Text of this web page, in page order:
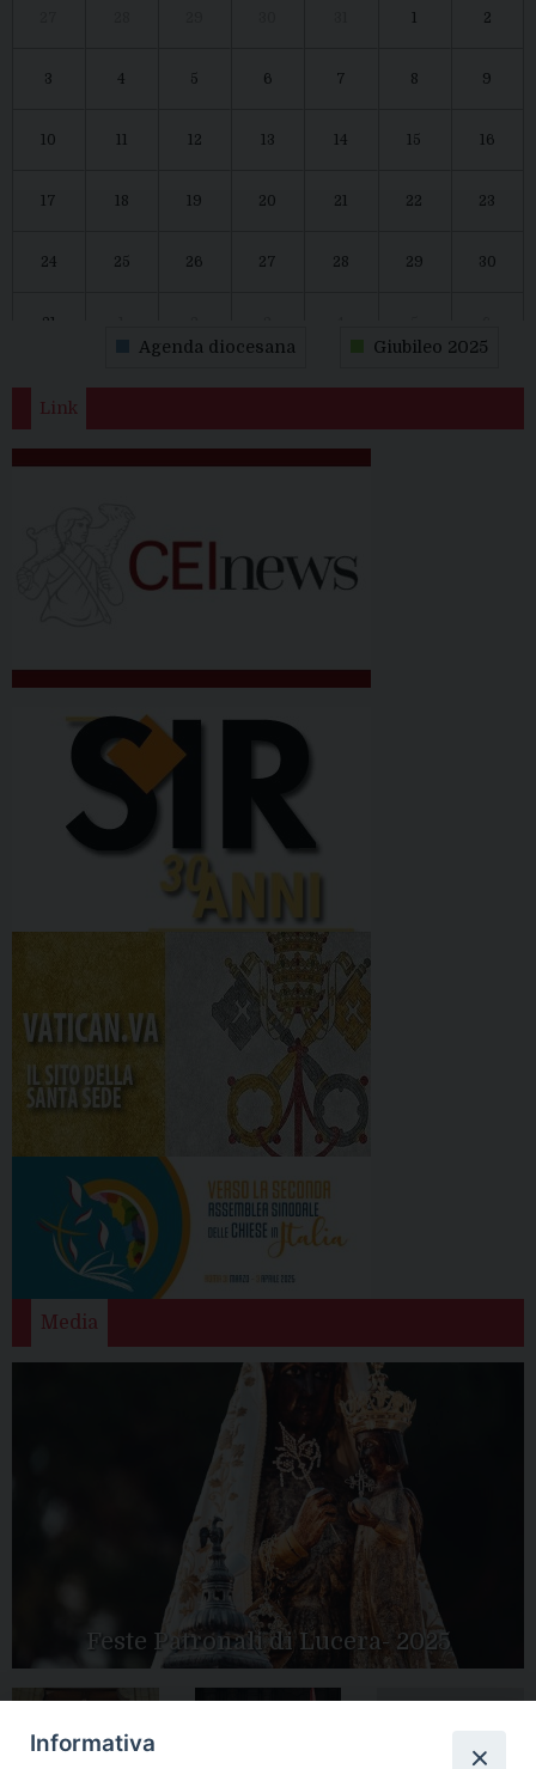
2
3 4 5 6 7 8 9
10 12 13 14 15 16
17 18 19 20 21 22 23
24 25 26 27 28 29 30
31
Agenda diocesana Giubileo 2025
Link
Media
Feste Patronali di Lucera- 2025
Tutte le gallery
Informativa